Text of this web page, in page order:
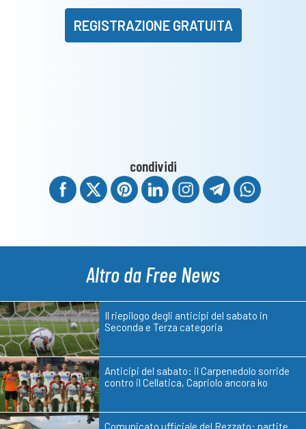
REGISTRAZIONE GRATUITA
condividi
Altro da Free News
Il riepilogo degli anticipi del sabato in
Seconda e Terza categoria
Anticipi del sabato: il Carpenedolo sorride
contro il Cellatica, Capriolo ancora ko
Comunicato ufficiale del Rezzato: partite